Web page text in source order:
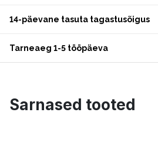
14-päevane tasuta tagastusõigus
Tarneaeg 1-5 tööpäeva
Sarnased tooted